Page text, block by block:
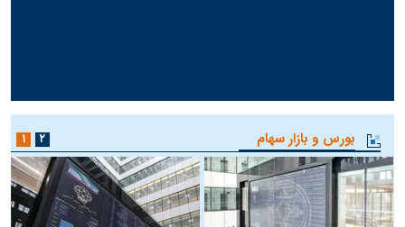
بورس و بازار سهام ۱ ۲